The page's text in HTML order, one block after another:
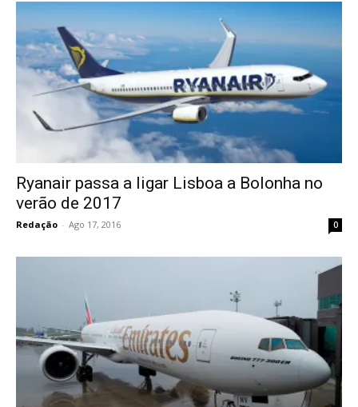
Ryanair passa a ligar Lisboa a Bolonha no
verão de 2017
Redação - Ago 17, 2016 0